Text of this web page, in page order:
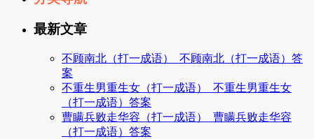
最新文章
不顾南北（打一成语）_不顾南北（打一成语）答
案
不重生男重生女（打一成语）_不重生男重生女
（打一成语）答案
曹瞒兵败走华容（打一成语）_曹瞒兵败走华容
（打一成语）答案